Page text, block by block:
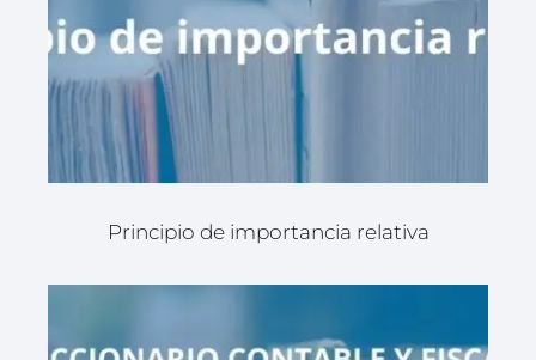
Principio de importancia relativa